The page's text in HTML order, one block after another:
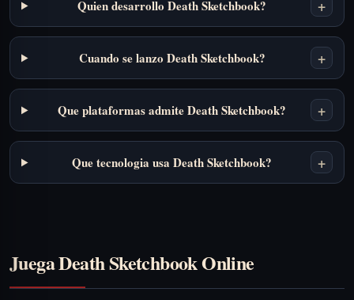
Quien desarrollo Death Sketchbook? +
Cuando se lanzo Death Sketchbook? +
Que plataformas admite Death Sketchbook? +
Que tecnologia usa Death Sketchbook? +
Juega Death Sketchbook Online